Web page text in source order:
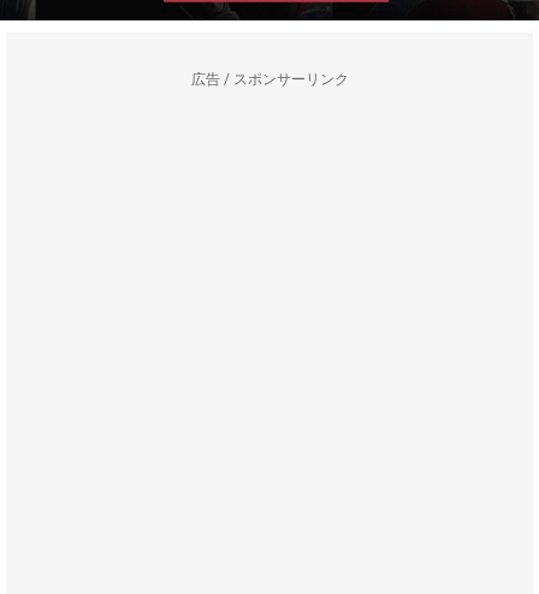
広告 / スポンサーリンク